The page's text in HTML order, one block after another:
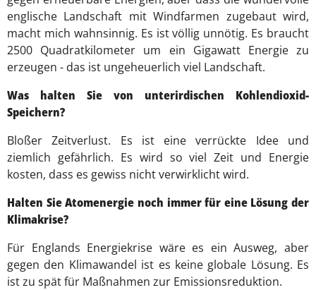
englische Landschaft mit Windfarmen zugebaut wird,
macht mich wahnsinnig. Es ist völlig unnötig. Es braucht
2500 Quadratkilometer um ein Gigawatt Energie zu
erzeugen - das ist ungeheuerlich viel Landschaft.
Was halten Sie von unterirdischen Kohlendioxid-
Speichern?
Bloßer Zeitverlust. Es ist eine verrückte Idee und
ziemlich gefährlich. Es wird so viel Zeit und Energie
kosten, dass es gewiss nicht verwirklicht wird.
Halten Sie Atomenergie noch immer für eine Lösung der
Klimakrise?
Für Englands Energiekrise wäre es ein Ausweg, aber
gegen den Klimawandel ist es keine globale Lösung. Es
ist zu spät für Maßnahmen zur Emissionsreduktion.